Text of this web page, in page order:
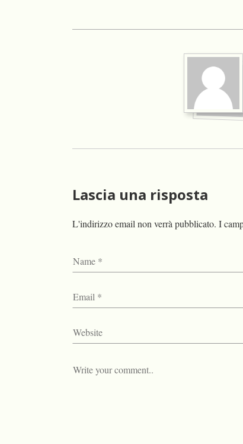
Lascia una risposta
L'indirizzo email non verrà pubblicato. I